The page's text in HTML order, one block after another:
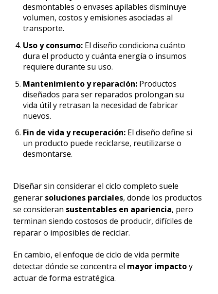
desmontables o envases apilables disminuye
volumen, costos y emisiones asociadas al
transporte.
Uso y consumo:El diseño condiciona cuánto
dura el producto y cuánta energía o insumos
requiere durante su uso.
Mantenimiento y reparación:Productos
diseñados para ser reparados prolongan su
vida útil y retrasan la necesidad de fabricar
nuevos.
Fin de vida y recuperación:El diseño define si
un producto puede reciclarse, reutilizarse o
desmontarse.
Diseñar sin considerar el ciclo completo suele
generar soluciones parciales, donde los productos
se consideran sustentables en apariencia, pero
terminan siendo costosos de producir, difíciles de
reparar o imposibles de reciclar.
En cambio, el enfoque de ciclo de vida permite
detectar dónde se concentra el mayor impactoy
actuar de forma estratégica.